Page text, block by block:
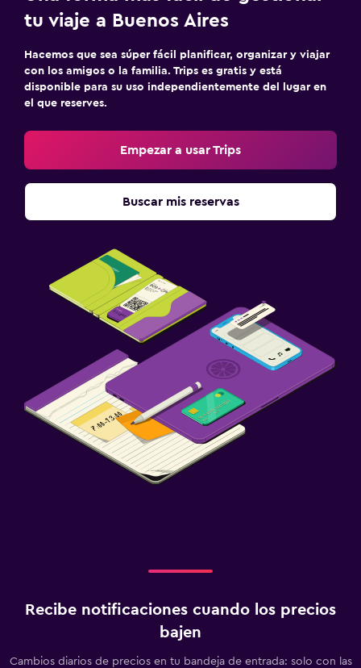
tu viaje a Buenos Aires
Hacemos que sea súper fácil planificar, organizar y viajar
con los amigos o la familia. Trips es gratis y está
disponible para su uso independientemente del lugar en
el que reserves.
Empezar a usar Trips
Buscar mis reservas
Recibe notificaciones cuando los precios
bajen
Cambios diarios de precios en tu bandeja de entrada: solo con las